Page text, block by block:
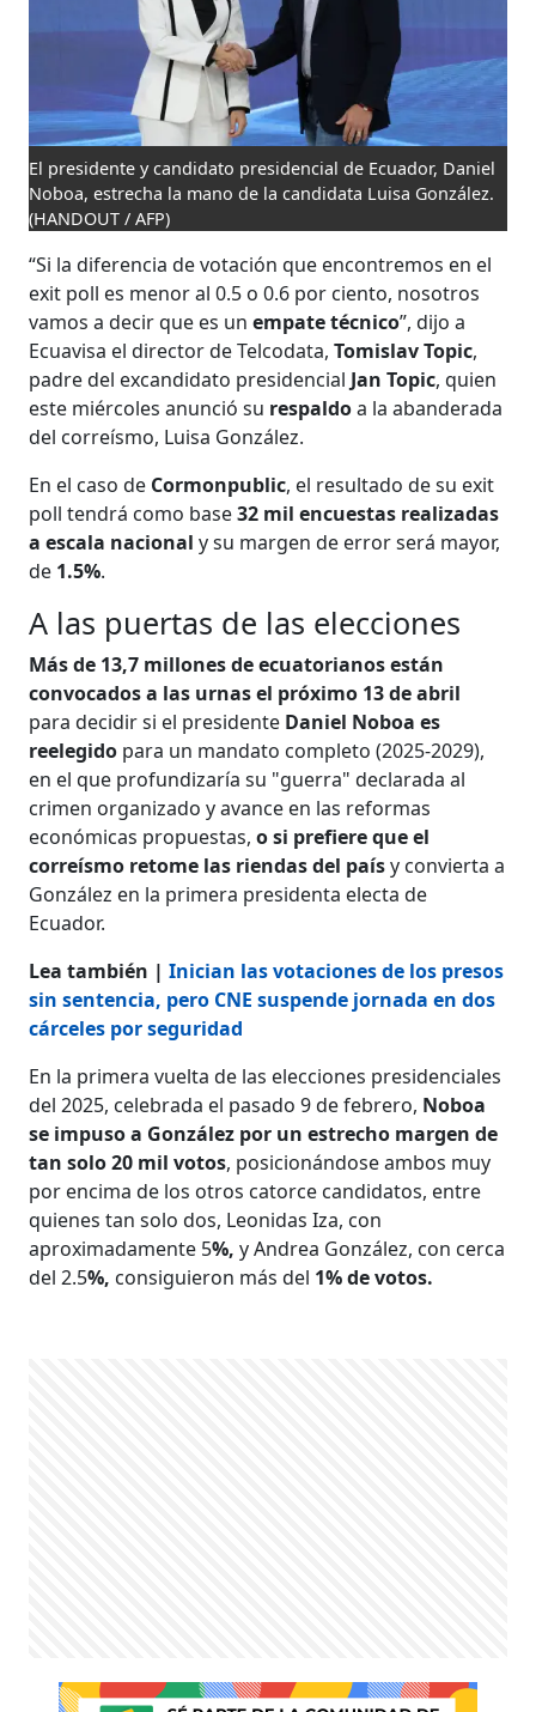
El presidente y candidato presidencial de Ecuador, Daniel
Noboa, estrecha la mano de la candidata Luisa González.
(HANDOUT / AFP)
“Si la diferencia de votación que encontremos en el
exit poll es menor al 0.5 o 0.6 por ciento, nosotros
vamos a decir que es un empate técnico”, dijo a
Ecuavisa el director de Telcodata,Tomislav Topic,
padre del excandidato presidencial Jan Topic, quien
este miércoles anunció su respaldoa la abanderada
del correísmo, Luisa González.
En el caso de Cormonpublic, el resultado de su exit
poll tendrá como base32 mil encuestas realizadas
a escala nacionaly su margen de error será mayor,
de 1.5%.
A las puertas de las elecciones
Más de 13,7 millones de ecuatorianos están
convocados a las urnas el próximo 13 de abril
para decidir si el presidente Daniel Noboa es
reelegido para un mandato completo (2025-2029),
en el que profundizaría su "guerra" declarada al
crimen organizado y avance en las reformas
económicas propuestas,o si prefiere que el
correísmo retome las riendas del paísy convierta a
González en la primera presidenta electa de
Ecuador.
Lea también |Inician las votaciones de los presos
sin sentencia, pero CNE suspende jornada en dos
cárceles por seguridad
En la primera vuelta de las elecciones presidenciales
del 2025, celebrada el pasado 9 de febrero, Noboa
se impuso a González por un estrecho margen de
tan solo 20 mil votos, posicionándose ambos muy
por encima de los otros catorce candidatos, entre
quienes tan solo dos, Leonidas Iza, con
aproximadamente 5%, y Andrea González, con cerca
del 2.5%, consiguieron más del 1% de votos.